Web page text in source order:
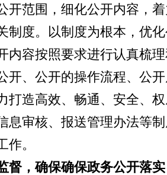
开范围，细化公开内容，
制度。以制度为根本，优
内容按照要求进行认真梳
开、公开的操作流程、公
打造高效、畅通、安全、
息审核、报送管理办法等
作。
督，确保确保政务公开落实